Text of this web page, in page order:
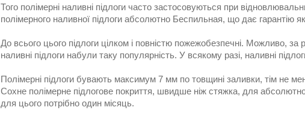
Того полімерні наливні підлоги часто застосовуються при
полімерного наливної підлоги абсолютно Беспильная, що дає гарантію
До всього цього підлоги цілком і повністю пожежобезпечні. Можливо,
наливні підлоги набули таку популярність. У всякому разі, наливні
Полімерні підлоги бувають максимум 7 мм по товщині заливки, тім не
Сохне полімерне підлогове покриття, швидше ніж стяжка, для
для цього потрібно один місяць.